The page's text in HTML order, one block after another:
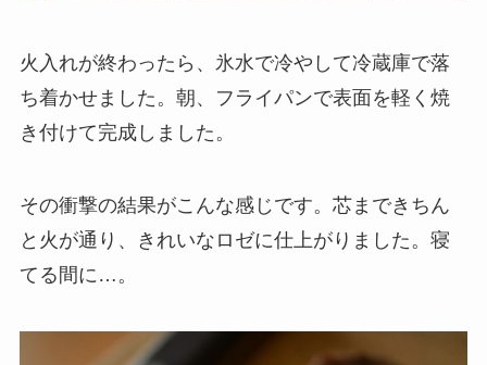
火入れが終わったら、氷水で冷やして冷蔵庫で落
ち着かせました。朝、フライパンで表面を軽く焼
き付けて完成しました。
その衝撃の結果がこんな感じです。芯まできちん
と火が通り、きれいなロゼに仕上がりました。寝
てる間に…。